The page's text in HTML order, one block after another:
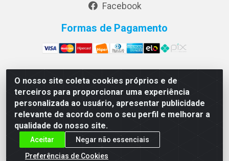
O nosso site coleta cookies próprios e de
terceiros para proporcionar uma experiência
personalizada ao usuário, apresentar publicidade
relevante de acordo com o seu perfil e melhorar a
qualidade do nosso site.
Aceitar
Negar não essenciais
Preferências de Cookies
Facebook
Formas de Pagamento
Focus Distribuidora LTDA - Rua Republica Eslovaca, 1121
- Muribeca, Jaboatão dos Guararapes/PE - CEP 54350-
195 - CNPJ 10.960.053/0001-08